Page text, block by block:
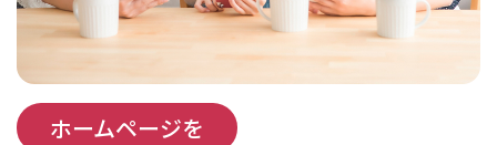
ホームページを